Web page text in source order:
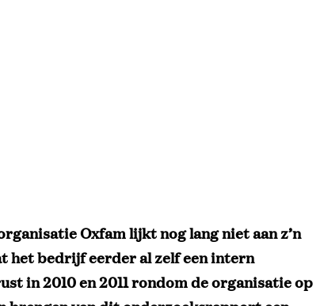
Oxfam lijkt nog lang niet aan z’n
het bedrijf eerder al zelf een intern
in 2010 en 2011 rondom de organisatie op